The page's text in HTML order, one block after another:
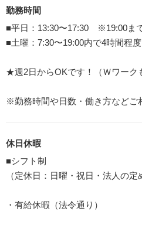
勤務時間
■平日：13:30〜17:30 ※19:00ま
■土曜：7:30〜19:00内で4時間程度
★週2日からOKです！（Ｗワーク
※勤務時間や日数・働き方などご
休日休暇
■シフト制
（定休日：日曜・祝日・法人の定
・有給休暇（法令通り）